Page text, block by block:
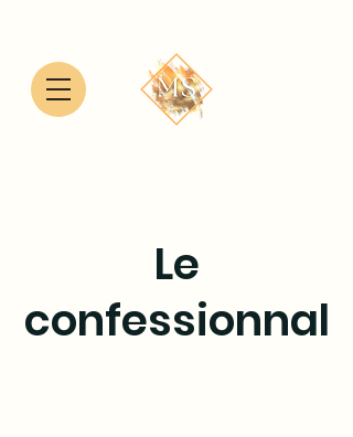
Le
confessionnal